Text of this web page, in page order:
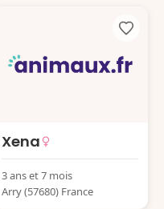
Xena
3 ans et 7 mois
Arry (57680) France